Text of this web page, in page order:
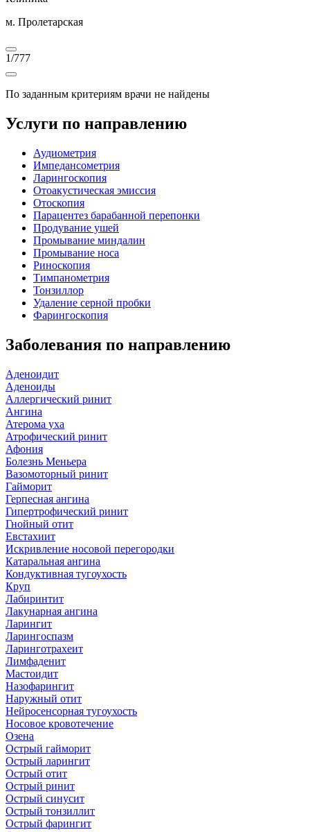
м. Пролетарская
1/777
По заданным критериям врачи не найдены
Услуги по направлению
Аудиометрия
Импедансометрия
Ларингоскопия
Отоакустическая эмиссия
Отоскопия
Парацентез барабанной перепонки
Продувание ушей
Промывание миндалин
Промывание носа
Риноскопия
Тимпанометрия
Тонзиллор
Удаление серной пробки
Фарингоскопия
Заболевания по направлению
Аденоидит
Аденоиды
Аллергический ринит
Ангина
Атерома уха
Атрофический ринит
Афония
Болезнь Меньера
Вазомоторный ринит
Гайморит
Герпесная ангина
Гипертрофический ринит
Гнойный отит
Евстахиит
Искривление носовой перегородки
Катаральная ангина
Кондуктивная тугоухость
Круп
Лабиринтит
Лакунарная ангина
Ларингит
Ларингоспазм
Ларинготрахеит
Лимфаденит
Мастоидит
Назофарингит
Наружный отит
Нейросенсорная тугоухость
Носовое кровотечение
Озена
Острый гайморит
Острый ларингит
Острый отит
Острый ринит
Острый синусит
Острый тонзиллит
Острый фарингит